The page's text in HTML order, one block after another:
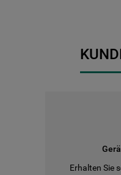
Erhalten Sie